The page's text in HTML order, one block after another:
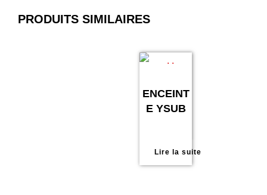
PRODUITS SIMILAIRES
ENCEINT
E YSUB
Lire la suite